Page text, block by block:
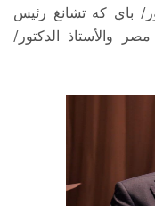
باي كه تشانغ رئيس
مصر والأستاذ الدكتور/